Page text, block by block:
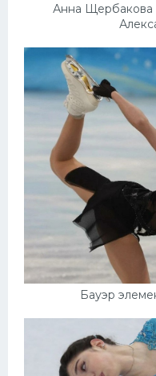
Анна Щербакова
Бауэр